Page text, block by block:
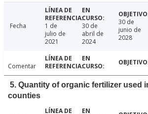
Fecha
1 de
julio de
2021
30 de
abril de
2024
30 de
junio de
2028
Comentar
5. Quantity of organic fertilizer used
counties